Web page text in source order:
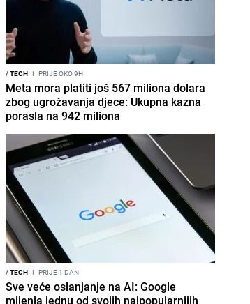
/TECH I PRIJE OKO 9H
Meta mora platiti još 567 miliona dolara
zbog ugrožavanja djece: Ukupna kazna
porasla na 942 miliona
/TECH I PRIJE 1 DAN
Sve veće oslanjanje na AI: Google
mijenja jednu od svojih najpopularnijih